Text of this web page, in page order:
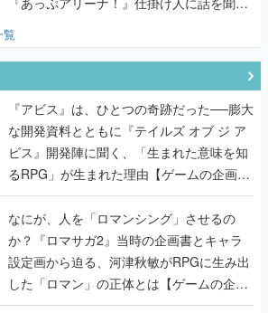
てみた
覧
『アビス』は、ひとつの奇跡だった──膨大
な開発資料とともに『テイルズ オブ ジ ア
ビス』開発陣に聞く、「生まれた意味を知
るRPG」が生まれた理由【ゲームの企画
書】
なにが、人を「ロマンシング」させるの
か？『ロマサガ2』当時の企画書とキャラ
設定画から迫る、河津秋敏がRPGに生み出
した「ロマン」の正体とは【ゲームの企画
書】